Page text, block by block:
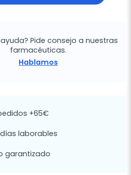
Pide consejo a nuestras
farmacéuticas.
Hablamos
+65€
laborables
garantizado